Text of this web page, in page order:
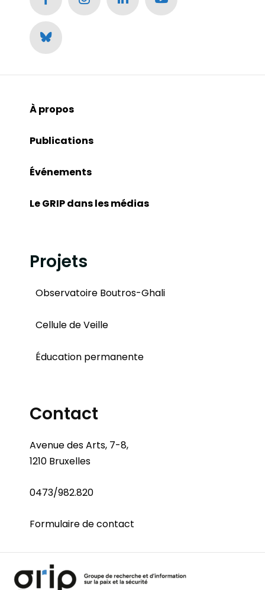
À propos
Publications
Événements
Le GRIP dans les médias
Projets
Observatoire Boutros-Ghali
Cellule de Veille
Éducation permanente
Contact
Avenue des Arts, 7-8,
1210 Bruxelles
0473/982.820
Formulaire de contact